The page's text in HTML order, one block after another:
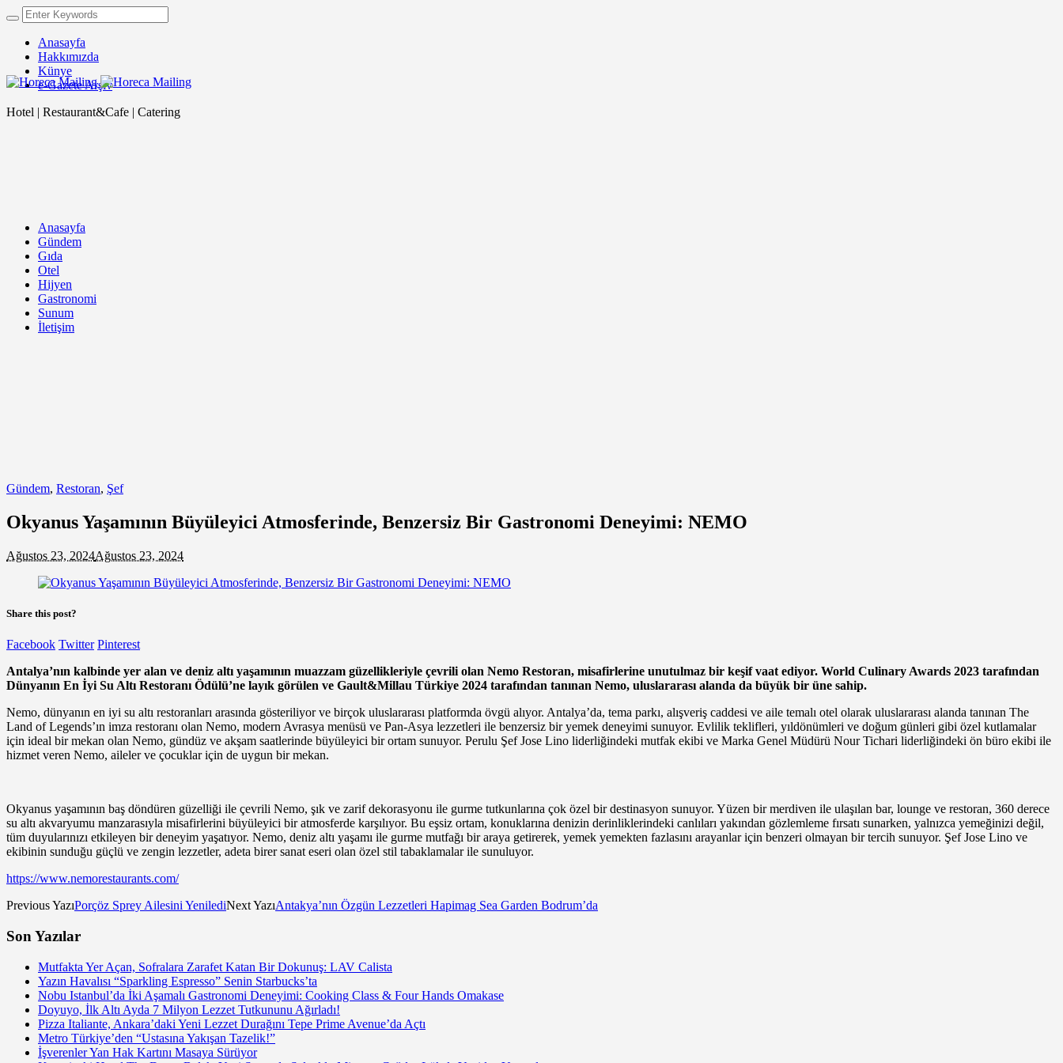
Anasayfa
Hakkımızda
Künye
e-Gazete Arşiv
Hotel | Restaurant&Cafe | Catering
Anasayfa
Gündem
Gıda
Otel
Hijyen
Gastronomi
Sunum
İletişim
Gündem, Restoran, Şef
Okyanus Yaşamının Büyüleyici Atmosferinde, Benzersiz Bir Gastronomi Deneyimi: NEMO
Ağustos 23, 2024Ağustos 23, 2024
Share this post?
Facebook Twitter Pinterest
Antalya’nın kalbinde yer alan ve deniz altı yaşamının muazzam güzellikleriyle çevrili olan Nemo Restoran, misafirlerine unutulmaz bir keşif vaat ediyor. World Culinary Awards 2023 tarafından
Dünyanın En İyi Su Altı Restoranı Ödülü’ne layık görülen ve Gault&Millau Türkiye 2024 tarafından tanınan Nemo, uluslararası alanda da büyük bir üne sahip.
Nemo, dünyanın en iyi su altı restoranları arasında gösteriliyor ve birçok uluslararası platformda övgü alıyor. Antalya’da, tema parkı, alışveriş caddesi ve aile temalı otel olarak uluslararası alanda tanınan The
Land of Legends’ın imza restoranı olan Nemo, modern Avrasya menüsü ve Pan-Asya lezzetleri ile benzersiz bir yemek deneyimi sunuyor. Evlilik teklifleri, yıldönümleri ve doğum günleri gibi özel kutlamalar
için ideal bir mekan olan Nemo, gündüz ve akşam saatlerinde büyüleyici bir ortam sunuyor. Perulu Şef Jose Lino liderliğindeki mutfak ekibi ve Marka Genel Müdürü Nour Tichari liderliğindeki ön büro ekibi ile
hizmet veren Nemo, aileler ve çocuklar için de uygun bir mekan.
Okyanus yaşamının baş döndüren güzelliği ile çevrili Nemo, şık ve zarif dekorasyonu ile gurme tutkunlarına çok özel bir destinasyon sunuyor. Yüzen bir merdiven ile ulaşılan bar, lounge ve restoran, 360 derece
su altı akvaryumu manzarasıyla misafirlerini büyüleyici bir atmosferde karşılıyor. Bu eşsiz ortam, konuklarına denizin derinliklerindeki canlıları yakından gözlemleme fırsatı sunarken, yalnızca yemeğinizi değil,
tüm duyularınızı etkileyen bir deneyim yaşatıyor. Nemo, deniz altı yaşamı ile gurme mutfağı bir araya getirerek, yemek yemekten fazlasını arayanlar için benzeri olmayan bir tercih sunuyor. Şef Jose Lino ve
ekibinin sunduğu güçlü ve zengin lezzetler, adeta birer sanat eseri olan özel stil tabaklamalar ile sunuluyor.
https://www.nemorestaurants.com/
Previous YazıPorçöz Sprey Ailesini YenilediNext YazıAntakya’nın Özgün Lezzetleri Hapimag Sea Garden Bodrum’da
Son Yazılar
Mutfakta Yer Açan, Sofralara Zarafet Katan Bir Dokunuş: LAV Calista
Yazın Havalısı “Sparkling Espresso” Senin Starbucks’ta
Nobu Istanbul’da İki Aşamalı Gastronomi Deneyimi: Cooking Class & Four Hands Omakase
Doyuyo, İlk Altı Ayda 7 Milyon Lezzet Tutkununu Ağırladı!
Pizza Italiante, Ankara’daki Yeni Lezzet Durağını Tepe Prime Avenue’da Açtı
Metro Türkiye’den “Ustasına Yakışan Tazelik!”
İşverenler Yan Hak Kartını Masaya Sürüyor